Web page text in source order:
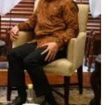
kerja sama